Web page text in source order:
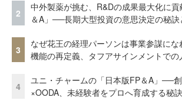
2
中外製薬が挑む、R&Dの成果最大化に
＆A」──長期大型投資の意思決定の秘訣
3
なぜ花王の経理パーソンは事業参謀に
機能の再定義、タフアサインメントでの
4
ユニ・チャームの「日本版FP＆A」──
×OODA、未経験者をプロへ育成する秘